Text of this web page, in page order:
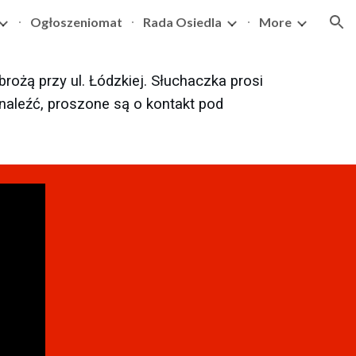
Ogłoszeniomat Rada Osiedla More
przy ul. Łódzkiej. Słuchaczka prosi
proszone są o kontakt pod